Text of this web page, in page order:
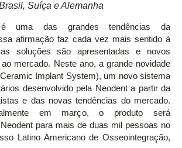
Suíça e Alemanha
é uma das grandes tendências da
afirmação faz cada vez mais sentido à
soluções são apresentadas e novos
mercado. Neste ano, a grande novidade
Implant System), um novo sistema
desenvolvido pela Neodent a partir da
e das novas tendências do mercado.
em março, o produto será
para mais de duas mil pessoas no
Latino Americano de Osseointegração,